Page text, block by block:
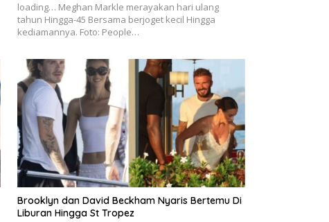
loading… Meghan Markle merayakan hari ulang
tahun Hingga-45 Bersama berjoget kecil Hingga
kediamannya. Foto: People…
Brooklyn dan David Beckham Nyaris Bertemu Di
Liburan Hingga St Tropez